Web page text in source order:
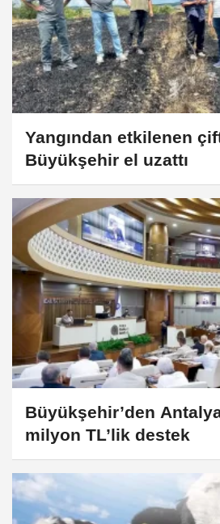
Yangından etkilenen
Büyükşehir el uzattı
Büyükşehir’den
milyon TL’lik destek